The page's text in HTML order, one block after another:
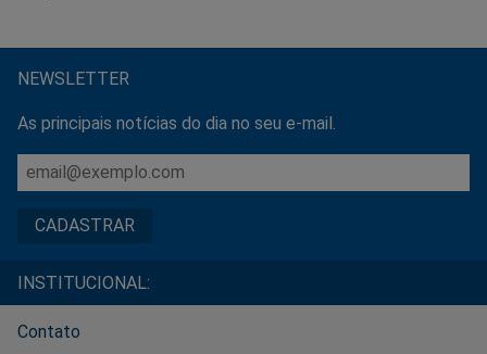
NEWSLETTER
As principais notícias do dia no seu e-mail.
INSTITUCIONAL:
Contato